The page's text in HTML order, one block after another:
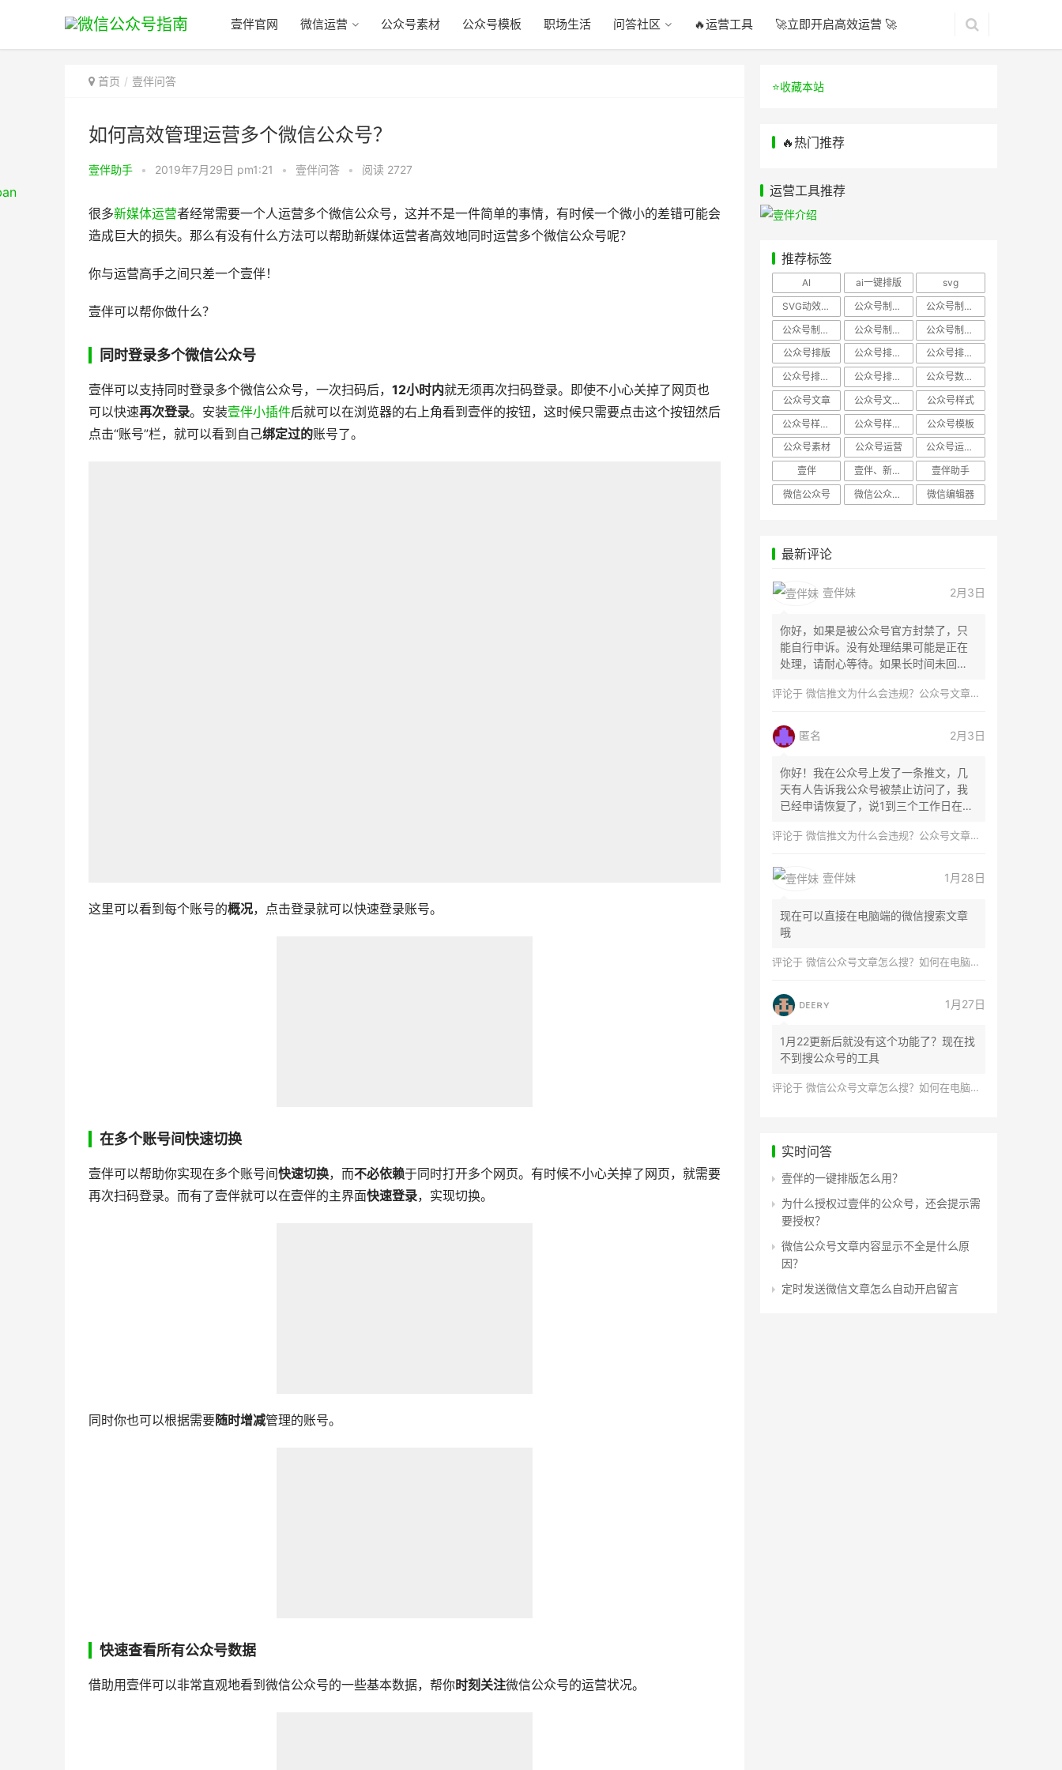
壹伴官网 微信运营 公众号素材 公众号模板 职场生活 问答社区 🔥运营工具 🚀立即开启高效运营 🚀
首页 壹伴问答
如何高效管理运营多个微信公众号？
壹伴助手 • 2019年7月29日 pm1:21 • 壹伴问答 • 阅读 2727
很多新媒体运营者经常需要一个人运营多个微信公众号，这并不是一件简单的事情，有时候一个微小的差错可能会
造成巨大的损失。那么有没有什么方法可以帮助新媒体运营者高效地同时运营多个微信公众号呢？
你与运营高手之间只差一个壹伴！
壹伴可以帮你做什么？
同时登录多个微信公众号
壹伴可以支持同时登录多个微信公众号，一次扫码后， 12小时内就无须再次扫码登录。即使不小心关掉了网页也
可以快速再次登录。安装壹伴小插件后就可以在浏览器的右上角看到壹伴的按钮，这时候只需要点击这个按钮然后
点击“账号”栏，就可以看到自己绑定过的账号了。
这里可以看到每个账号的概况，点击登录就可以快速登录账号。
在多个账号间快速切换
壹伴可以帮助你实现在多个账号间快速切换，而不必依赖于同时打开多个网页。有时候不小心关掉了网页，就需要
再次扫码登录。而有了壹伴就可以在壹伴的主界面快速登录，实现切换。
同时你也可以根据需要随时增减管理的账号。
快速查看所有公众号数据
借助用壹伴可以非常直观地看到微信公众号的一些基本数据，帮你时刻关注微信公众号的运营状况。
⭐️收藏本站
🔥热门推荐
运营工具推荐
推荐标签
AI ai一键排版
svg
SVG动效样式
公众号制作、公众号排版
公众号制作、公众号模板
公众号制作、微信编辑器
公众号制作，公众号排版
公众号制作，公众号排版、微信编辑器
公众号排版
公众号排版，公众号模板
公众号排版，公众号素材
公众号排版，微信编辑器
公众号排版，排版样式
公众号数据分析
公众号文章
公众号文章、公众号运营
公众号样式
公众号样式，微信公众号排版
公众号样式，微信编辑器
公众号模板
公众号素材
公众号运营
公众号运营，公众号编辑器
壹伴
壹伴、新媒体运营
壹伴助手
微信公众号
微信公众号，样式模板、公众号样式 微信编辑器
最新评论
壹伴妹 2月3日
你好，如果是被公众号官方封禁了，只
能自行申诉。没有处理结果可能是正在
处理，请耐心等待。如果长时间未回
评论于 微信推文为什么会违规？公众号文章怎么检测是否违规？
匿名 2月3日
你好！我在公众号上发了一条推文，几
天有人告诉我公众号被禁止访问了，我
已经申请恢复了，说1到三个工作日在微
评论于 微信推文为什么会违规？公众号文章怎么检测是否违规？
壹伴妹 1月28日
现在可以直接在电脑端的微信搜索文章
哦
评论于 微信公众号文章怎么搜？如何在电脑上搜索公众号文章？
ᴅᴇᴇʀʏ 1月27日
1月22更新后就没有这个功能了？现在找
不到搜公众号的工具
评论于 微信公众号文章怎么搜？如何在电脑上搜索公众号文章？
实时问答
壹伴的一键排版怎么用？
为什么授权过壹伴的公众号，还会提示需
要授权？
微信公众号文章内容显示不全是什么原
因？
定时发送微信文章怎么自动开启留言